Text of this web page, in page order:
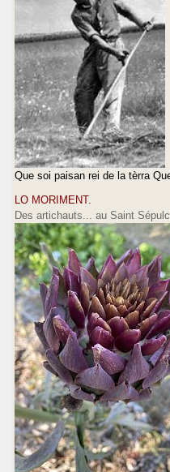
Que soi paisan rei de la tèrra
LO MORIMENT.
Des artichauts... au Saint